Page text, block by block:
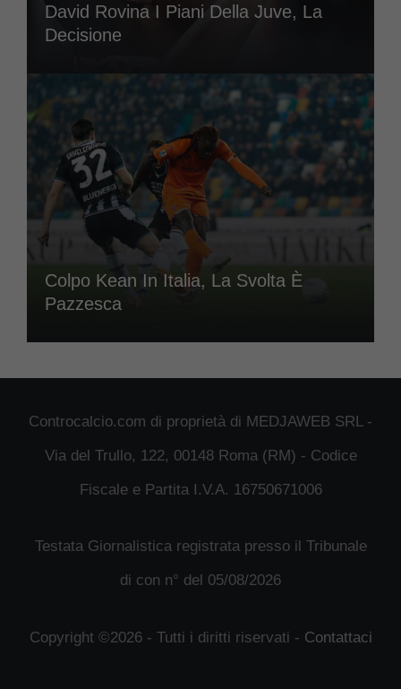
David Rovina I Piani Della Juve, La
Decisione
Colpo Kean In Italia, La Svolta È
Pazzesca
Controcalcio.com di proprietà di MEDJAWEB SRL -
Via del Trullo, 122, 00148 Roma (RM) - Codice
Fiscale e Partita I.V.A. 16750671006
Testata Giornalistica registrata presso il Tribunale
di con n° del 05/08/2026
Copyright ©2026 - Tutti i diritti riservati - Contattaci